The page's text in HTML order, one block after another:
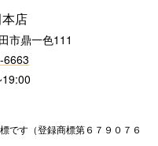
店
市鼎一色111
6663
です（登録商標第６７９０７６